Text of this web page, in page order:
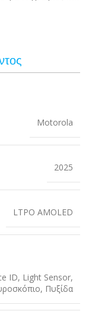
Motorola
2025
LTPO AMOLED
ID, Light Sensor,
, Πυξίδα